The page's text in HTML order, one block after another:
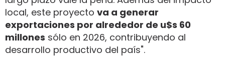
local, este proyecto va a generar
exportaciones por alrededor de u$s 60
millones sólo en 2026, contribuyendo al
desarrollo productivo del país".